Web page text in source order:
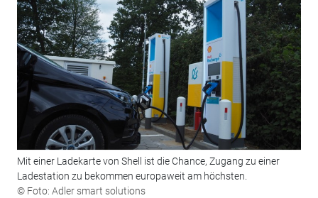
Mit einer Ladekarte von Shell ist die Chance, Zugang zu einer
Ladestation zu bekommen europaweit am höchsten.
© Foto: Adler smart solutions